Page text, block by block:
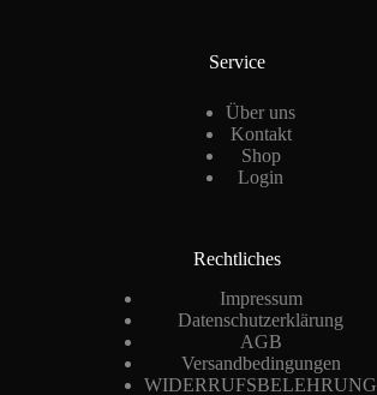
Service
Über uns
Kontakt
Shop
Login
Rechtliches
Impressum
Datenschutzerklärung
AGB
Versandbedingungen
WIDERRUFSBELEHRUNG